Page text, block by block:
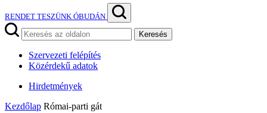
RENDET TESZÜNK ÓBUDÁN
Keresés
Szervezeti felépítés
Közérdekű adatok
Hirdetmények
Kezdőlap Római-parti gát